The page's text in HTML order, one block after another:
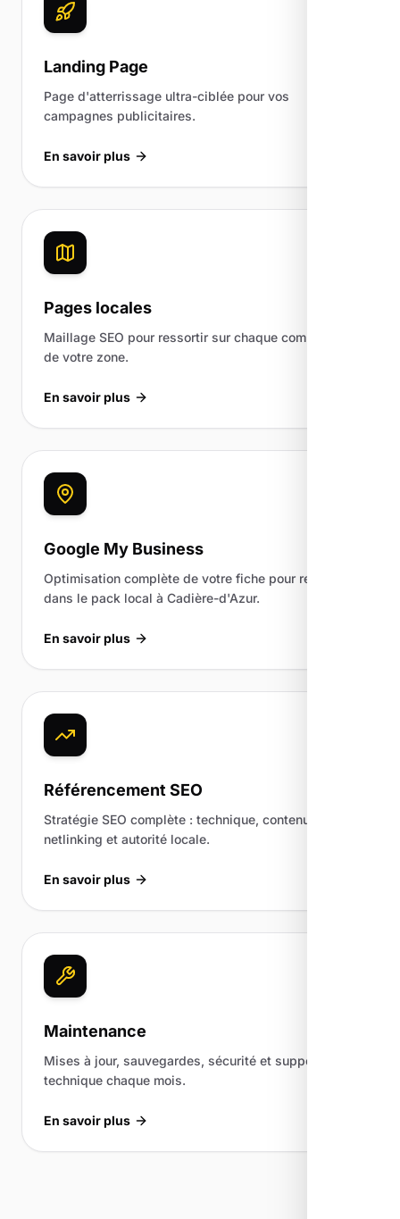
Landing Page
Page d'atterrissage ultra-ciblée pour vos
campagnes publicitaires.
En savoir plus
Pages locales
Maillage SEO pour ressortir sur chaque commune
de votre zone.
En savoir plus
Google My Business
Optimisation complète de votre fiche pour ressortir
dans le pack local à Cadière-d'Azur.
En savoir plus
Référencement SEO
Stratégie SEO complète : technique, contenu,
netlinking et autorité locale.
En savoir plus
Maintenance
Mises à jour, sauvegardes, sécurité et support
technique chaque mois.
En savoir plus